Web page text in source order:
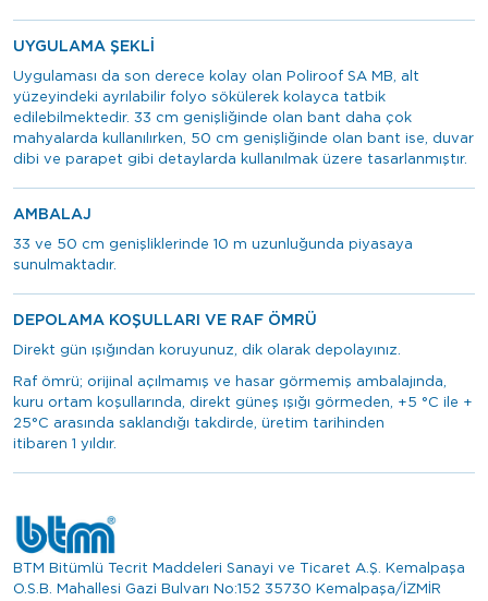
UYGULAMA ŞEKLİ
Uygulaması da son derece kolay olan Poliroof SA MB, alt
yüzeyindeki ayrılabilir folyo sökülerek kolayca tatbik
edilebilmektedir. 33 cm genişliğinde olan bant daha çok
mahyalarda kullanılırken, 50 cm genişliğinde olan bant ise, duvar
dibi ve parapet gibi detaylarda kullanılmak üzere tasarlanmıştır.
AMBALAJ
33 ve 50 cm genişliklerinde 10 m uzunluğunda piyasaya
sunulmaktadır.
DEPOLAMA KOŞULLARI VE RAF ÖMRÜ
Direkt gün ışığından koruyunuz, dik olarak depolayınız.
Raf ömrü; orijinal açılmamış ve hasar görmemiş ambalajında,
kuru ortam koşullarında, direkt güneş ışığı görmeden, +5 °C ile +
25°C arasında saklandığı takdirde, üretim tarihinden
itibaren 1 yıldır.
BTM Bitümlü Tecrit Maddeleri Sanayi ve Ticaret A.Ş. Kemalpaşa
O.S.B. Mahallesi Gazi Bulvarı No:152 35730 Kemalpaşa/İZMİR